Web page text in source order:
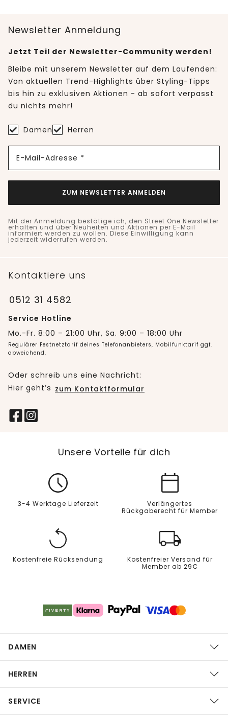
Newsletter Anmeldung
Jetzt Teil der Newsletter-Community werden!
Bleibe mit unserem Newsletter auf dem Laufenden:
Von aktuellen Trend-Highlights über Styling-Tipps
bis hin zu exklusiven Aktionen - ab sofort verpasst
du nichts mehr!
Damen Herren
E-Mail-Adresse *
ZUM NEWSLETTER ANMELDEN
Mit der Anmeldung bestätige ich, den Street One Newsletter
erhalten und über Neuheiten und Aktionen per E-Mail
informiert werden zu wollen. Diese Einwilligung kann
jederzeit widerrufen werden.
Kontaktiere uns
0512 31 4582
Service Hotline
Mo.-Fr. 8:00 – 21:00 Uhr, Sa. 9:00 – 18:00 Uhr
Regulärer Festnetztarif deines Telefonanbieters, Mobilfunktarif ggf.
abweichend.
Oder schreib uns eine Nachricht:
Hier geht’s zum Kontaktformular
Unsere Vorteile für dich
3-4 Werktage Lieferzeit
Verlängertes
Rückgaberecht für Member
Kostenfreie Rücksendung
Kostenfreier Versand für
Member ab 29€
DAMEN
HERREN
SERVICE